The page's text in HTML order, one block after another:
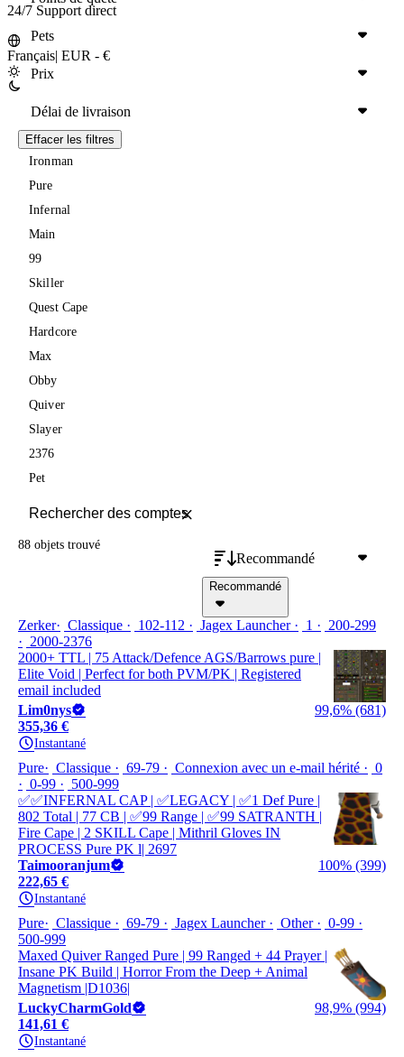
24/7 Support direct
Français| EUR - €
Pets
Prix
Délai de livraison
Effacer les filtres
Ironman
Pure
Infernal
Main
99
Skiller
Quest Cape
Hardcore
Max
Obby
Quiver
Slayer
2376
Pet
Recommandé
Recommandé
88 objets trouvé
Zerker Classique 102-112 Jagex Launcher 1
200-299
2000-2376
2000+ TTL | 75 Attack/Defence AGS/Barrows pure |
Elite Void | Perfect for both PVM/PK | Registered
email included
Lim0nys
99,6% (681)
355,36 €
Instantané
Pure Classique 69-79 Connexion avec un e-mail hérité
0
0-99
500-999
✅✅INFERNAL CAP | ✅LEGACY | ✅1 Def Pure |
802 Total | 77 CB | ✅99 Range | ✅99 SATRANTH |
Fire Cape | 2 SKILL Cape | Mithril Gloves IN
PROCESS Pure PK l| 2697
Taimooranjum
100% (399)
222,65 €
Instantané
Pure Classique 69-79 Jagex Launcher Other
0-99
500-999
Maxed Quiver Ranged Pure | 99 Ranged + 44 Prayer |
Insane PK Build | Horror From the Deep + Animal
Magnetism |D1036|
LuckyCharmGold
98,9% (994)
141,61 €
Instantané